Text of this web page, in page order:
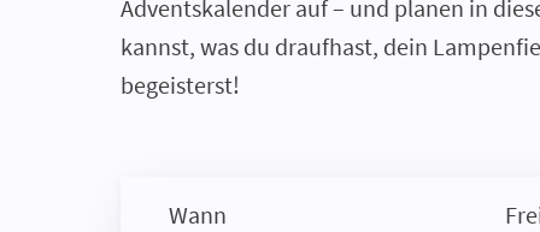
Adventskalender auf – und planen in
kannst, was du draufhast, dein
begeisterst!
Wann